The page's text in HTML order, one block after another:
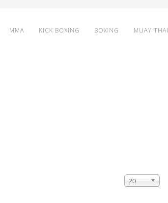
MMA KICK BOXING BOXING MUAY THAI
20